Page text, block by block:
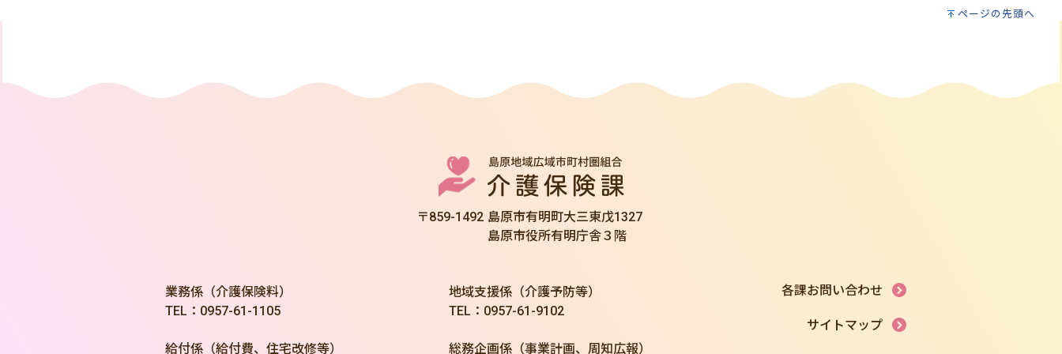
ページの先頭へ
〒859-1492 島原市有明町大三東戊1327
島原市役所有明庁舎３階
業務係（介護保険料）
TEL：0957-61-1105
給付係（給付費、住宅改修等）
地域支援係（介護予防等）
TEL：0957-61-9102
総務企画係（事業計画、周知広報）
各課お問い合わせ
サイトマップ